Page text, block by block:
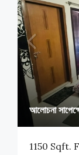
আলোচনা
1150 Sqft.